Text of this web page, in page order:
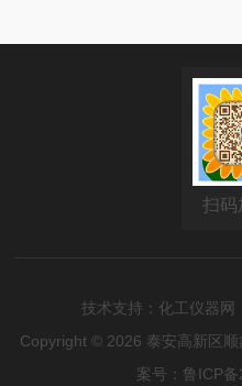
扫码
技术支持： 化工仪器网
Copyright © 2026 泰安高新区
案号：鲁ICP